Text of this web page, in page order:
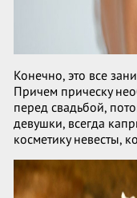
Конечно, это все
Причем прическу
перед свадьбой,
девушки, всегда
косметику невесты,